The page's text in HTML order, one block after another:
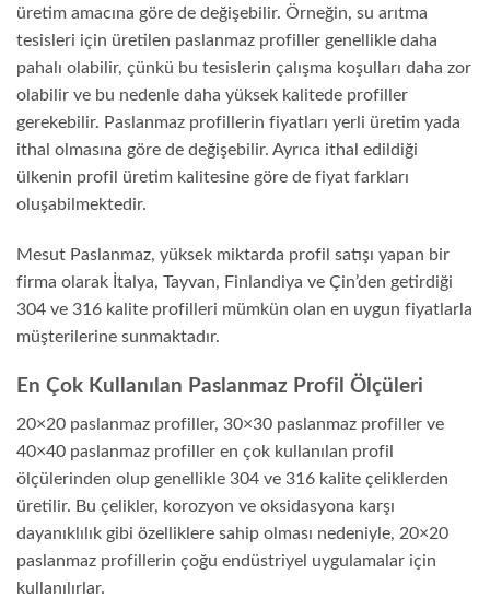
üretim amacına göre de değişebilir. Örneğin, su arıtma
tesisleri için üretilen paslanmaz profiller genellikle daha
pahalı olabilir, çünkü bu tesislerin çalışma koşulları daha zor
olabilir ve bu nedenle daha yüksek kalitede profiller
gerekebilir. Paslanmaz profillerin fiyatları yerli üretim yada
ithal olmasına göre de değişebilir. Ayrıca ithal edildiği
ülkenin profil üretim kalitesine göre de fiyat farkları
oluşabilmektedir.
Mesut Paslanmaz, yüksek miktarda profil satışı yapan bir
firma olarak İtalya, Tayvan, Finlandiya ve Çin’den getirdiği
304 ve 316 kalite profilleri mümkün olan en uygun fiyatlarla
müşterilerine sunmaktadır.
En Çok Kullanılan Paslanmaz Profil Ölçüleri
20×20 paslanmaz profiller, 30×30 paslanmaz profiller ve
40×40 paslanmaz profiller en çok kullanılan profil
ölçülerinden olup genellikle 304 ve 316 kalite çeliklerden
üretilir. Bu çelikler, korozyon ve oksidasyona karşı
dayanıklılık gibi özelliklere sahip olması nedeniyle, 20×20
paslanmaz profillerin çoğu endüstriyel uygulamalar için
kullanılırlar.